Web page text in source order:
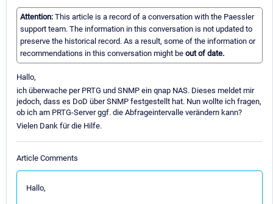
Attention: This article is a record of a conversation with the Paessler
support team. The information in this conversation is not updated to
preserve the historical record. As a result, some of the information or
recommendations in this conversation might be out of date.
Hallo,
ich überwache per PRTG und SNMP ein qnap NAS. Dieses meldet mir
jedoch, dass es DoD über SNMP festgestellt hat. Nun wollte ich fragen,
ob ich am PRTG-Server ggf. die Abfrageintervalle verändern kann?
Vielen Dank für die Hilfe.
Article Comments
Hallo,